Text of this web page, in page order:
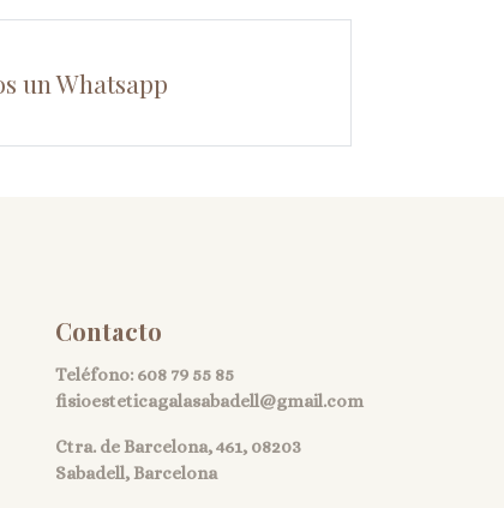
un Whatsapp
Contacto
Teléfono: 608 79 55 85
fisioesteticagalasabadell@gmail.com
Ctra. de Barcelona, 461, 08203
Sabadell, Barcelona